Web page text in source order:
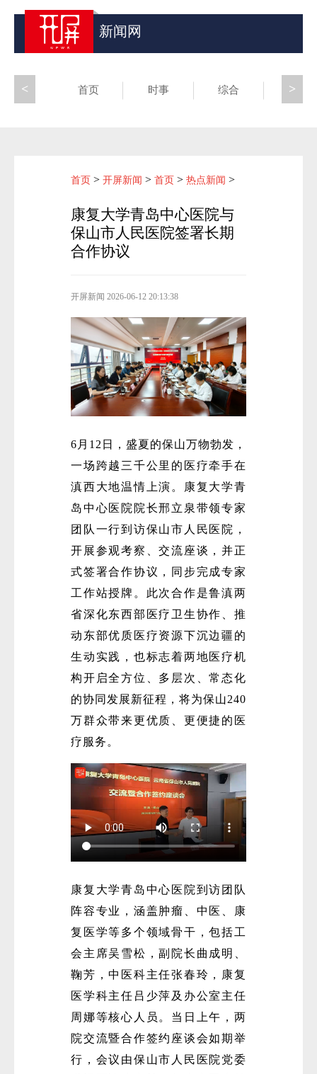
新闻网
首页 时事 综合 昆滇
>
<
首页 > 开屏新闻 > 首页 > 热点新闻 >
康复大学青岛中心医院与
保山市人民医院签署长期
合作协议
开屏新闻 2026-06-12 20:13:38
6月12日，盛夏的保山万物勃发，
一场跨越三千公里的医疗牵手在
滇西大地温情上演。康复大学青
岛中心医院院长邢立泉带领专家
团队一行到访保山市人民医院，
开展参观考察、交流座谈，并正
式签署合作协议，同步完成专家
工作站授牌。此次合作是鲁滇两
省深化东西部医疗卫生协作、推
动东部优质医疗资源下沉边疆的
生动实践，也标志着两地医疗机
构开启全方位、多层次、常态化
的协同发展新征程，将为保山240
万群众带来更优质、更便捷的医
疗服务。
康复大学青岛中心医院到访团队
阵容专业，涵盖肿瘤、中医、康
复医学等多个领域骨干，包括工
会主席吴雪松，副院长曲成明、
鞠芳，中医科主任张春玲，康复
医学科主任吕少萍及办公室主任
周娜等核心人员。当日上午，两
院交流暨合作签约座谈会如期举
行，会议由保山市人民医院党委